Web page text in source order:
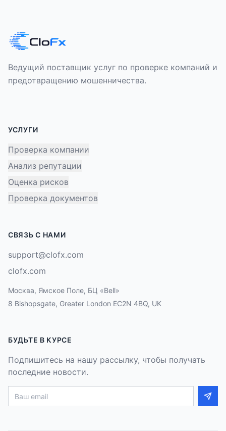
Ведущий поставщик услуг по проверке компаний и
предотвращению мошенничества.
УСЛУГИ
Проверка компании
Анализ репутации
Оценка рисков
Проверка документов
СВЯЗЬ С НАМИ
support@clofx.com
clofx.com
Москва, Ямское Поле, БЦ «Bell»
8 Bishopsgate, Greater London EC2N 4BQ, UK
БУДЬТЕ В КУРСЕ
Подпишитесь на нашу рассылку, чтобы получать
последние новости.